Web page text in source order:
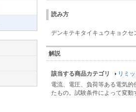
読み方
デンキテキタイキュウキョクセ
解説
該当する商品カテゴリ
リミ
電流、電圧、負荷等ある電気
たもの。試験条件によって変